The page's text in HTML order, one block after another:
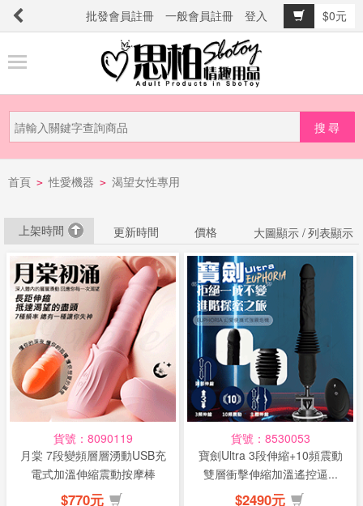
批發會員註冊 一般會員註冊 登入
$0元
品
新
品
市
提
防
詐
騙
電
話
或
簡
首頁 > 性愛機器 > 渴望女性專用
上架時間 更新時間 價格 大圖顯示 /列表顯示
貨號：8090119
月棠 7段變頻層層湧動USB充
電式加溫伸縮震動按摩棒
$770元
貨號：8530053
寶劍Ultra 3段伸縮+10頻震動
雙層衝擊伸縮加溫遙控逼...
$2490元